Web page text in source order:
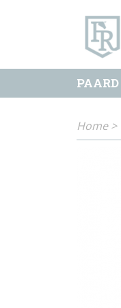
PAARD
Home>